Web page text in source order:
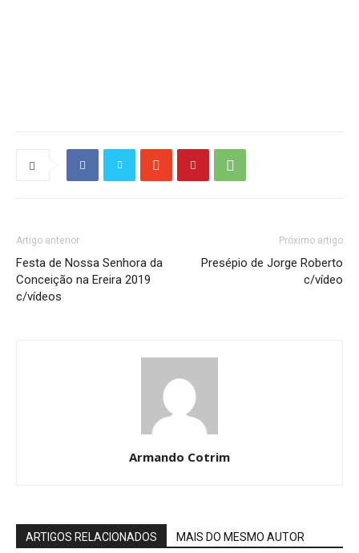
Artigo anterior
Festa de Nossa Senhora da
Conceição na Ereira 2019
c/vídeos
Próximo artigo
Presépio de Jorge Roberto
c/vídeo
Armando Cotrim
ARTIGOS RELACIONADOS MAIS DO MESMO AUTOR